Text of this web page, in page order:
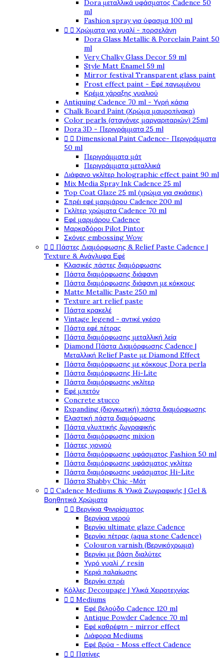
Dora μεταλλικά υφάσματος Cadence 50
ml
Fashion spray για ύφασμα 100 ml
  Χρώματα για γυαλί - πορσελάνη
Dora Glass Metallic & Porcelain Paint 50
ml
Very Chalky Glass Decor 59 ml
Style Matt Enamel 59 ml
Mirror festival Transparent glass paint
Frost effect paint - Εφέ παγωμένου
Κρέμα χάραξης γυαλιού
Antiquing Cadence 70 ml - Υγρή κάσια
Chalk Board Paint (Χρώμα μαυροπίνακα)
Color pearls (σταγόνες μαργαριταριών) 25ml
Dora 3D - Περιγράμματα 25 ml
  Dimensional Paint Cadence- Περιγράμματα
50 ml
Περιγράμματα μάτ
Περιγράμματα μεταλλικά
Διάφανο γκλίτερ holographic effect paint 90 ml
Mix Media Spray Ink Cadence 25 ml
Top Coat Glaze 25 ml (χρώμα για σκιάσεις)
Σπρέι εφέ μαρμάρου Cadence 200 ml
Γκλίτερ χρώματα Cadence 70 ml
Εφέ μαρμάρου Cadence
Μαρκαδόροι Pilot Pintor
Σκόνες embossing Wow
  Πάστες Διαμόρφωσης & Relief Paste Cadence |
Texture & Ανάγλυφα Εφέ
Κλασικές πάστες διαμόρφωσης
Πάστα διαμόρφωσης διάφανη
Πάστα διαμόρφωσης διάφανη με κόκκους
Matte Metallic Paste 250 ml
Texture art relief paste
Πάστα κρακελέ
Vintage legend - αντικέ γκέσο
Πάστα εφέ πέτρας
Πάστα διαμόρφωσης μεταλλική λεία
Diamond Πάστα Διαμόρφωσης Cadence |
Μεταλλική Relief Paste με Diamond Effect
Πάστα διαμόρφωσης με κόκκους Dora perla
Πάστα διαμόρφωσης Hi-Lite
Πάστα διαμόρφωσης γκλίτερ
Εφέ μπετόν
Concrete stucco
Expanding (διογκωτική) πάστα διαμόρφωσης
Ελαστική πάστα διαμόφωσης
Πάστα γλυπτικής ζωγραφικής
Πάστα διαμόρφωσης mixion
Πάστες χιονιού
Πάστα διαμόρφωσης υφάσματος Fashion 50 ml
Πάστα διαμόρφωσης υφάσματος γκλίτερ
Πάστα διαμόρφωσης υφάσματος Hi-Lite
Πάστα Shabby Chic -Μάτ
  Cadence Mediums & Υλικά Ζωγραφικής | Gel &
Βοηθητικά Χρώματα
  Βερνίκια Φινιρίσματος
Βερνίκια νερού
Βερνίκι ultimate glaze Cadence
Βερνίκι πέτρας (aqua stone Cadence)
Colouron varnish (Βερνικόχρωμα)
Βερνίκι με βάση διαλύτες
Υγρό γυαλί / resin
Κεριά παλαίωσης
Βερνίκι σπρέι
Κόλλες Decoupage | Υλικά Χειροτεχνίας
  Mediums
Εφέ βελούδο Cadence 120 ml
Antique Powder Cadence 70 ml
Εφέ καθρέφτη - mirror effect
Διάφορα Mediums
Εφέ βρύα - Moss effect Cadence
  Πατίνες